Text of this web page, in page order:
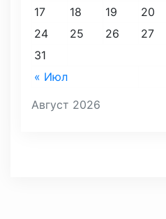
Август 2026
« Июл
17
18 19 20
24
25 26 27
31